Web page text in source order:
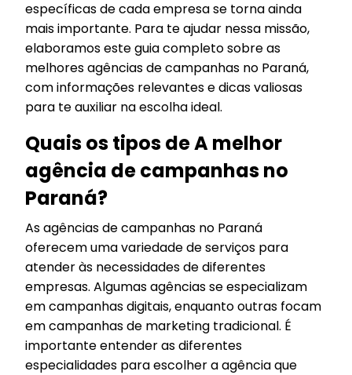
específicas de cada empresa se torna ainda
mais importante. Para te ajudar nessa missão,
elaboramos este guia completo sobre as
melhores agências de campanhas no Paraná,
com informações relevantes e dicas valiosas
para te auxiliar na escolha ideal.
Quais os tipos de A melhor
agência de campanhas no
Paraná?
As agências de campanhas no Paraná
oferecem uma variedade de serviços para
atender às necessidades de diferentes
empresas. Algumas agências se especializam
em campanhas digitais, enquanto outras focam
em campanhas de marketing tradicional. É
importante entender as diferentes
especialidades para escolher a agência que